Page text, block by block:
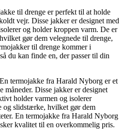
til drenge er perfekt til at holde
vejr. Disse jakker er designet med
og holder kroppen varm. De er
gør dem velegnede til drenge,
til drenge kommer i
du kan finde en, der passer til din
termojakke fra Harald Nyborg er et
Disse jakker er designet
holder varmen og isolerer
og slidstærke, hvilket gør dem
En termojakke fra Harald Nyborg
kvalitet til en overkommelig pris.